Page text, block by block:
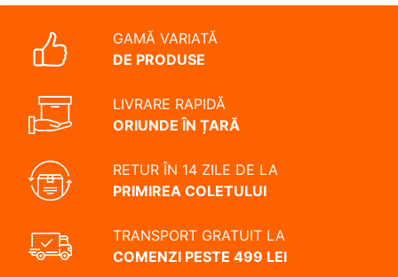
GAMĂ VARIATĂ
DE PRODUSE
LIVRARE RAPIDĂ
ORIUNDE ÎN ȚARĂ
RETUR ÎN 14 ZILE DE LA
PRIMIREA COLETULUI
TRANSPORT GRATUIT LA
COMENZI PESTE 499 LEI